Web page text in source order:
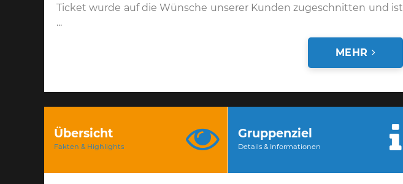
Ticket wurde auf die Wünsche unserer Kunden zugeschnitten und ist
...
MEHR
Übersicht
Fakten & Highlights
Gruppenziel
Details & Informationen